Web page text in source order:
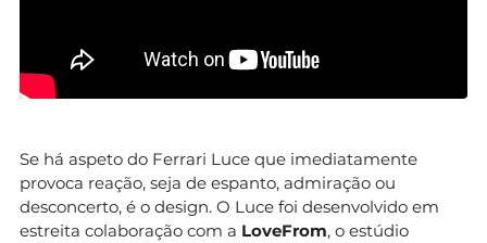
Se há aspeto do Ferrari Luce que imediatamente
provoca reação, seja de espanto, admiração ou
desconcerto, é o design. O Luce foi desenvolvido em
estreita colaboração com a LoveFrom, o estúdio